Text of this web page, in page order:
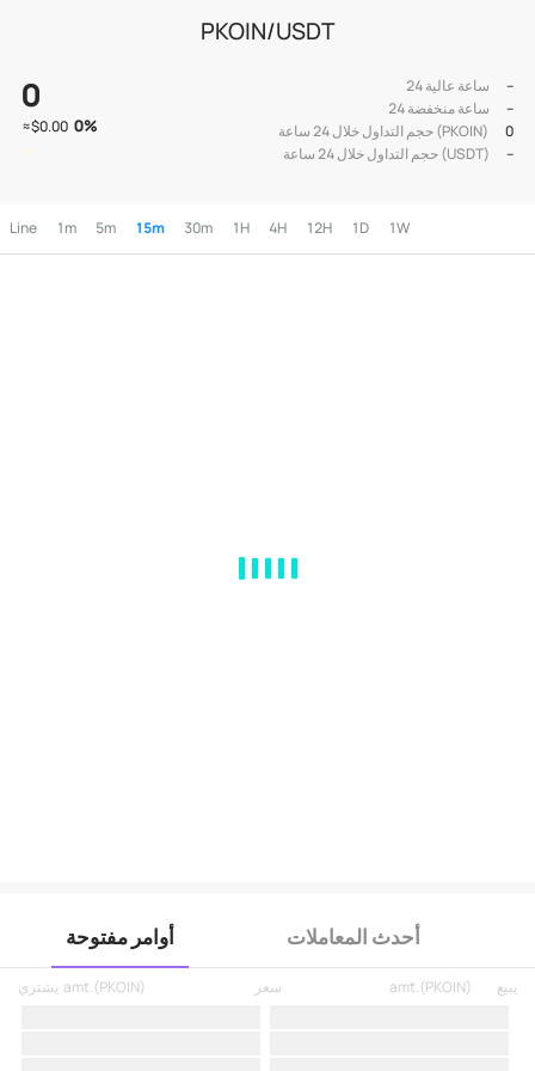
PKOIN/USDT
0
≈$0.00 0%
24 ساعة عالية
--
24 ساعة منخفضة
--
حجم التداول خلال 24 ساعة (PKOIN)
0
حجم التداول خلال 24 ساعة (USDT)
--
Line 1m 5m 15m 30m 1H 4H 12H 1D 1W
أوامر مفتوحة أحدث المعاملات
يشتري amt.(PKOIN) سعر يبيع amt.(PKOIN)